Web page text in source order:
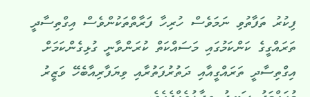
ފިކުރު ތަފާތުވި ނަމަވެސް ހުރިހާ ފަރާތްތަކުންވެސް އިގްތިސާދީ
ތަރައްގީގެ ކަންކަމުގައި މަސައްކަތް ކުރަންވާނީ ގުޅިގެންކަމަށް
އިގްތިސާދީ ތަރައްގީއާއި ދަތުރުފަތުރާއި ވިޔަފާރިއާބެހޭ ވަޒީރު